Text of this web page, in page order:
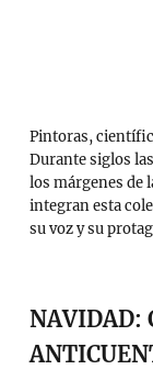
Pintoras,
Durante siglos
los márgenes de
integran esta
su voz y su
NAVIDAD: